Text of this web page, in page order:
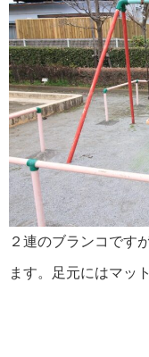
２連のブランコです
ます。足元にはマッ